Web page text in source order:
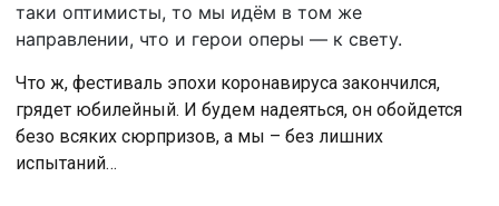
таки оптимисты, то мы идём в том же
направлении, что и герои оперы — к свету.
Что ж, фестиваль эпохи коронавируса закончился,
грядет юбилейный. И будем надеяться, он обойдется
безо всяких сюрпризов, а мы – без лишних
испытаний…